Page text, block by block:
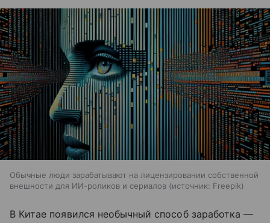
Обычные люди зарабатывают на лицензировании собственной
внешности для ИИ-роликов и сериалов
источник: Freepik
В Китае появился необычный способ заработка —